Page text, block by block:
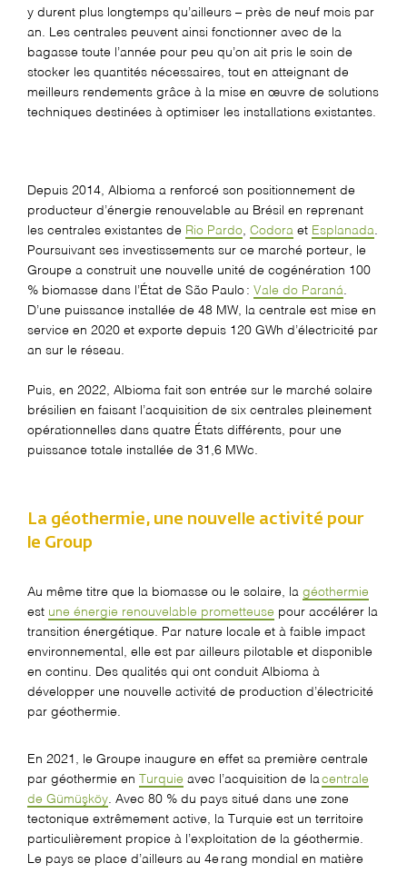
y durent plus longtemps qu’ailleurs – près de neuf mois par
an. Les centrales peuvent ainsi fonctionner avec de la
bagasse toute l’année pour peu qu’on ait pris le soin de
stocker les quantités nécessaires, tout en atteignant de
meilleurs rendements grâce à la mise en œuvre de solutions
techniques destinées à optimiser les installations existantes.
Depuis 2014, Albioma a renforcé son positionnement de
producteur d’énergie renouvelable au Brésil en reprenant
les centrales existantes de Rio Pardo, Codora et Esplanada.
Poursuivant ses investissements sur ce marché porteur, le
Groupe a construit une nouvelle unité de cogénération 100
% biomasse dans l’État de São Paulo : Vale do Paraná.
D’une puissance installée de 48 MW, la centrale est mise en
service en 2020 et exporte depuis 120 GWh d’électricité par
an sur le réseau.
Puis, en 2022, Albioma fait son entrée sur le marché solaire
brésilien en faisant l’acquisition de six centrales pleinement
opérationnelles dans quatre États différents, pour une
puissance totale installée de 31,6 MWc.
La géothermie, une nouvelle activité pour
le Group
Au même titre que la biomasse ou le solaire, la géothermie
est une énergie renouvelable prometteuse pour accé érer la
transition énergétique. Par nature locale et à faible impact
environnemental, elle est par ailleurs pilotable et disponible
en continu. Des qualités qui ont conduit Albioma à
développer une nouvelle activité de production d ’é lectricité
par géothermie.
En 2021, le Groupe inaugure en effet sa première centrale
par géothermie en
Turquie avec l’acquisition de lacentrale
de Gümüşköy. Avec 80 % du pays situé dans une zone
tectonique extrêmement active, la Turquie est un territoire
particulièrement propice à l’exploitation de la géothermie.
Le pays se place d’ailleurs au 4e rang mondial en matière